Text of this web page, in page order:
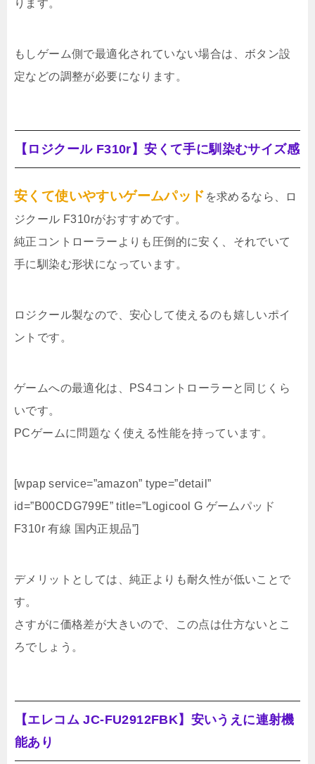
ります。
もしゲーム側で最適化されていない場合は、ボタン設
定などの調整が必要になります。
【ロジクール F310r】安くて手に馴染むサイズ感
安くて使いやすいゲームパッド を求めるなら、ロ
ジクール F310rがおすすめです。
純正コントローラーよりも圧倒的に安く、それでいて
手に馴染む形状になっています。
ロジクール製なので、安心して使えるのも嬉しいポイ
ントです。
ゲームへの最適化は、PS4コントローラーと同じくら
いです。
PCゲームに問題なく使える性能を持っています。
[wpap service=”amazon” type=”detail”
id=”B00CDG799E” title=”Logicool G ゲームパッド
F310r 有線 国内正規品”]
デメリットとしては、純正よりも耐久性が低いことで
す。
さすがに価格差が大きいので、この点は仕方ないとこ
ろでしょう。
【エレコム JC-FU2912FBK】安いうえに連射機
能あり